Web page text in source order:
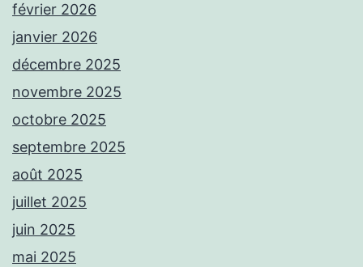
février 2026
janvier 2026
décembre 2025
novembre 2025
octobre 2025
septembre 2025
août 2025
juillet 2025
juin 2025
mai 2025